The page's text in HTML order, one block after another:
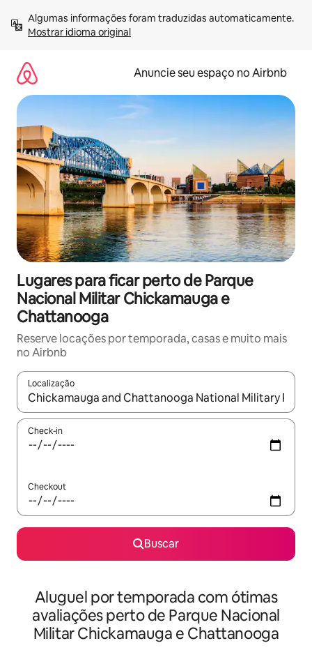
para
Mostrar idioma original
Anuncie seu espaço no Airbnb
Lugares para ficar perto de Parque
Nacional Militar Chickamauga e
Chattanooga
Reserve locações por temporada, casas e muito mais
no Airbnb
Localização
Quando os resultados estiverem disponíveis, explore-os
Check-in
Checkout
Buscar
Aluguel por temporada com ótimas
avaliações perto de Parque Nacional
Militar Chickamauga e Chattanooga